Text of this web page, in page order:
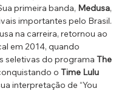
primeira banda, Medusa,
importantes pelo Brasil.
na carreira, retornou ao
em 2014, quando
seletivas do programa The
o Time Lulu
interpretação de “You